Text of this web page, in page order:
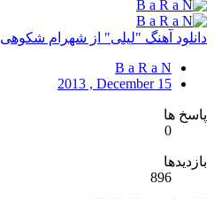
دانلود آهنگ "لیلی" از شهرام شکوهی
B a R a N
2013 , December 15
پاسخ ها
0
بازدیدها
896